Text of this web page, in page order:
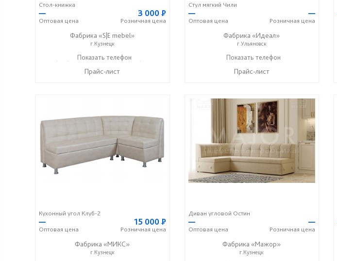
Стол-книжка
—
Оптовая цена
3 000 Р
Розничная цена
Фабрика «S|E mebel»
г.Кузнецк
+7 (927) 649-17-36 ☎+7 (937) 442-11-11
Показать телефон
Прайс-лист
Стул мягкий Чили
—
Оптовая цена
—
Розничная цена
Фабрика «Идеал»
г.Ульяновск
+7 (8422) 50-52-51
Показать телефон
Прайс-лист
Кухонный угол Клуб-2
—
Оптовая цена
15 000 Р
Розничная цена
Фабрика «МИКС»
г.Кузнецк
Диван угловой Остин
—
Оптовая цена
—
Розничная цена
Фабрика «Мажор»
г.Кузнецк